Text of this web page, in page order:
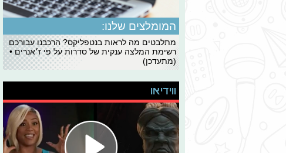
המומלצים שלנו:
מתלבטים מה לראות בנטפליקס? הרכבנו עבורכם
רשימת המלצה ענקית של סדרות על פי ז׳אנרים •
(מתעדכן)
ווידיאו